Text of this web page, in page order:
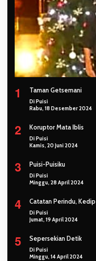
1 Taman Getsemani
Di Puisi
Rabu, 18 Desember 2024
2 Koruptor Mata Iblis
Di Puisi
Kamis, 20 Juni 2024
3 Puisi-Puisiku
Di Puisi
Minggu, 28 April 2024
4 Catatan Perindu, Kedip
Di Puisi
Jumat, 19 April 2024
5 Sepersekian Detik
Di Puisi
Minggu, 14 April 2024